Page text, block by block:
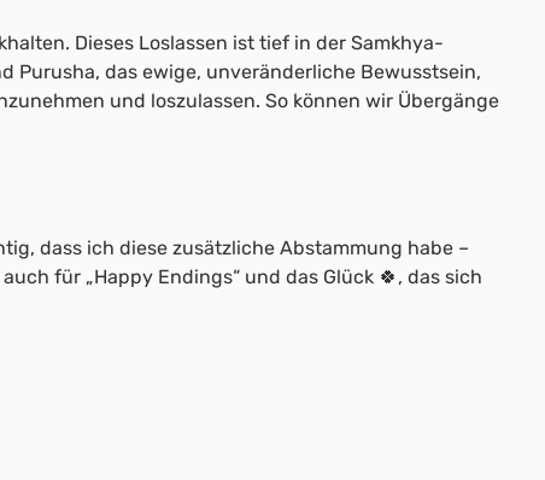
Dieses Loslassen ist tief in der Samkhya-
Purusha, das ewige, unveränderliche Bewusstsein,
und loszulassen. So können wir Übergänge
dass ich diese zusätzliche Abstammung habe –
für „Happy Endings“ und das Glück 🍀, das sich